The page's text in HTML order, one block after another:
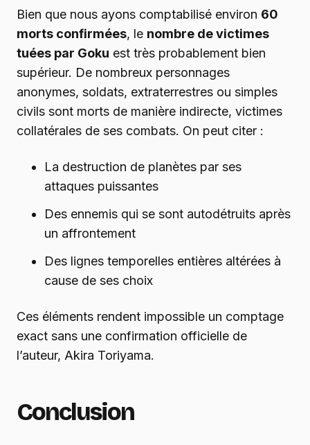
Bien que nous ayons comptabilisé environ 60
morts confirmées, le nombre de victimes
tuées par Goku est très probablement bien
supérieur. De nombreux personnages
anonymes, soldats, extraterrestres ou simples
civils sont morts de manière indirecte, victimes
collatérales de ses combats. On peut citer :
La destruction de planètes par ses
attaques puissantes
Des ennemis qui se sont autodétruits après
un affrontement
Des lignes temporelles entières altérées à
cause de ses choix
Ces éléments rendent impossible un comptage
exact sans une confirmation officielle de
l’auteur, Akira Toriyama.
Conclusion